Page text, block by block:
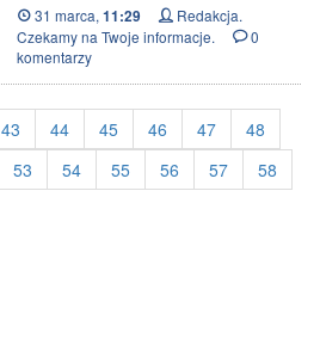
31 marca, 11:29
Redakcja.
Czekamy na Twoje informacje.
0
komentarzy
43 44 45 46 47
48
53 54 55 56 57
58